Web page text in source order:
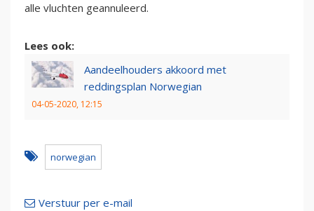
alle vluchten geannuleerd.
Lees ook:
Aandeelhouders akkoord met
reddingsplan Norwegian
04-05-2020, 12:15
norwegian
Verstuur per e-mail